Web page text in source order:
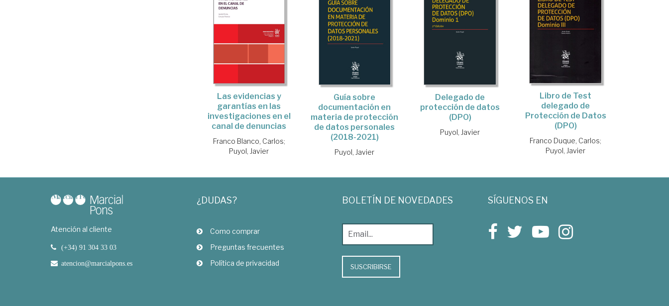
Las evidencias y
garantías en las
investigaciones en el
canal de denuncias
Franco Blanco, Carlos;
Puyol, Javier
Guía sobre
documentación en
materia de protección
de datos personales
(2018-2021)
Puyol, Javier
Delegado de
protección de datos
(DPO)
Puyol, Javier
Libro de Test
delegado de
Protección de Datos
(DPO)
Franco Duque, Carlos;
Puyol, Javier
Atención al cliente
(+34) 91 304 33 03
atencion@marcialpons.es
¿DUDAS?
Como comprar
Preguntas frecuentes
Política de privacidad
BOLETÍN DE NOVEDADES
SUSCRIBIRSE
SÍGUENOS EN